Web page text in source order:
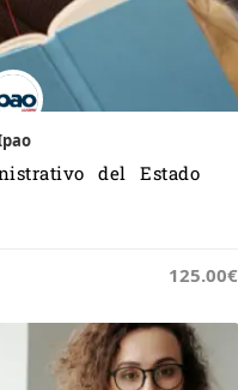
del Estado
125.00€